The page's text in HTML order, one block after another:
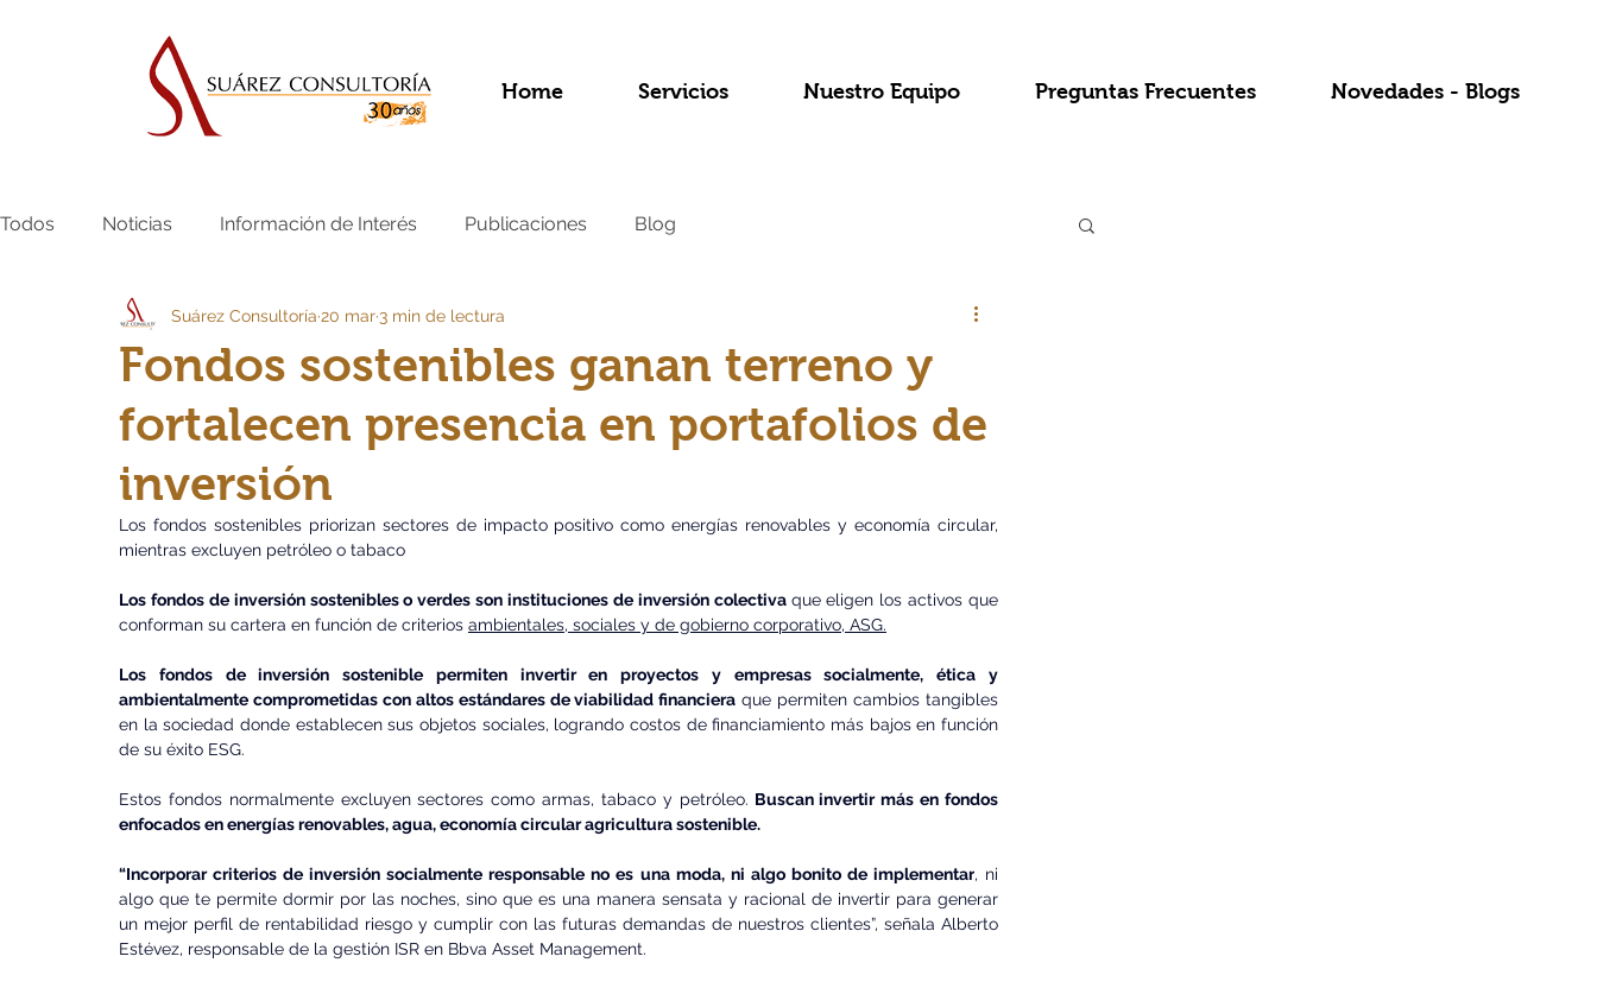
Home Servicios Nuestro Equipo Preguntas Frecuentes Novedades - Blogs
Todos Noticias Información de Interés Publicaciones Blog
Fondos sostenibles ganan terreno y
fortalecen presencia en portafolios de
inversión
Suárez Consultoría 20 mar3 min de lectura
Los fondos sostenibles priorizan sectores de impacto positivo como energías renovables y economía circular,
mientras excluyen petróleo o tabaco
Los fondos de inversión sostenibles o verdes son instituciones de inversión colectiva que eligen los activos que
conforman su cartera en función de criterios ambientales, sociales y de gobierno corporativo, ASG.
Los fondos de inversión sostenible permiten invertir en proyectos y empresas socialmente, ética y
ambientalmente comprometidas con altos estándares de viabilidad financiera que permiten cambios tangibles
en la sociedad donde establecen sus objetos sociales, logrando costos de financiamiento más bajos en función
de su éxito ESG.
Estos fondos normalmente excluyen sectores como armas, tabaco y petróleo. Buscan invertir más en fondos
enfocados en energías renovables, agua, economía circular agricultura sostenible.
“Incorporar criterios de inversión socialmente responsable no es una moda, ni algo bonito de implementar, ni
algo que te permite dormir por las noches, sino que es una manera sensata y racional de invertir para generar
un mejor perfil de rentabilidad riesgo y cumplir con las futuras demandas de nuestros clientes”, señala Alberto
Estévez, responsable de la gestión ISR en Bbva Asset Management.